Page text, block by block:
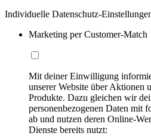
Individuelle Datenschutz-
Marketing per Customer-Match
Mit deiner Einwilligung
unserer Website über Aktionen
Produkte. Dazu gleichen wir
personenbezogenen Daten mit
ab und nutzen deren Online-
Dienste bereits nutzt: